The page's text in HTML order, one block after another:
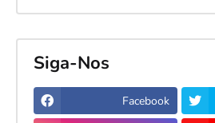
Siga-Nos
Facebook